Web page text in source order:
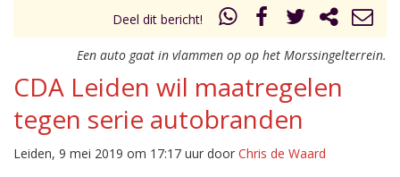
Deel dit bericht!
Een auto gaat in vlammen op op het Morssingelterrein.
CDA Leiden wil maatregelen
tegen serie autobranden
Leiden, 9 mei 2019 om 17:17 uur door Chris de Waard